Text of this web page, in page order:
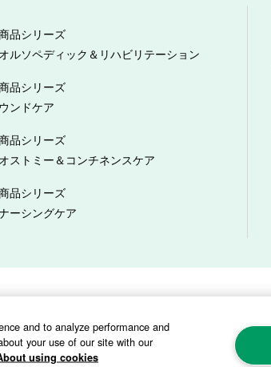
品シリーズ
オルソペディック＆リハビリテーション
品シリーズ
ウンドケア
品シリーズ
オストミー＆コンチネンスケア
品シリーズ
ーシングケア
and to analyze performance and
your use of our site with our
using cookies